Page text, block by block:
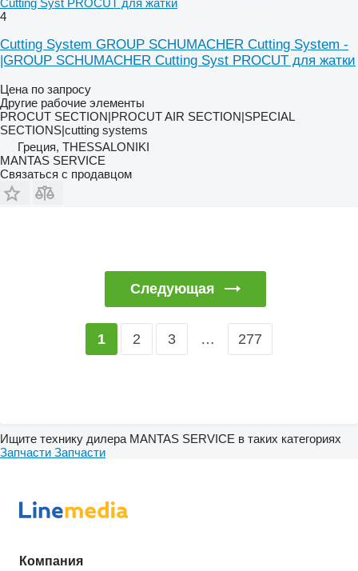
Cutting Syst PROCUT для жатки
4
Cutting System GROUP SCHUMACHER Cutting System -
|GROUP SCHUMACHER Cutting Syst PROCUT для жатки
Цена по запросу
Другие рабочие элементы
PROCUT SECTION|PROCUT AIR SECTION|SPECIAL
SECTIONS|cutting systems
Греция, THESSALONIKI
MANTAS SERVICE
Связаться с продавцом
Следующая
1 2 3 … 277
Ищите технику дилера MANTAS SERVICE в таких категориях
Запчасти Запчасти
Компания